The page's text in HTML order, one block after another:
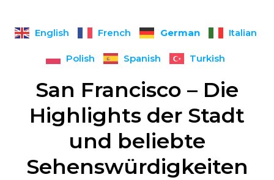
English French German Italian
Polish Spanish Turkish
San Francisco – Die
Highlights der Stadt
und beliebte
Sehenswürdigkeiten